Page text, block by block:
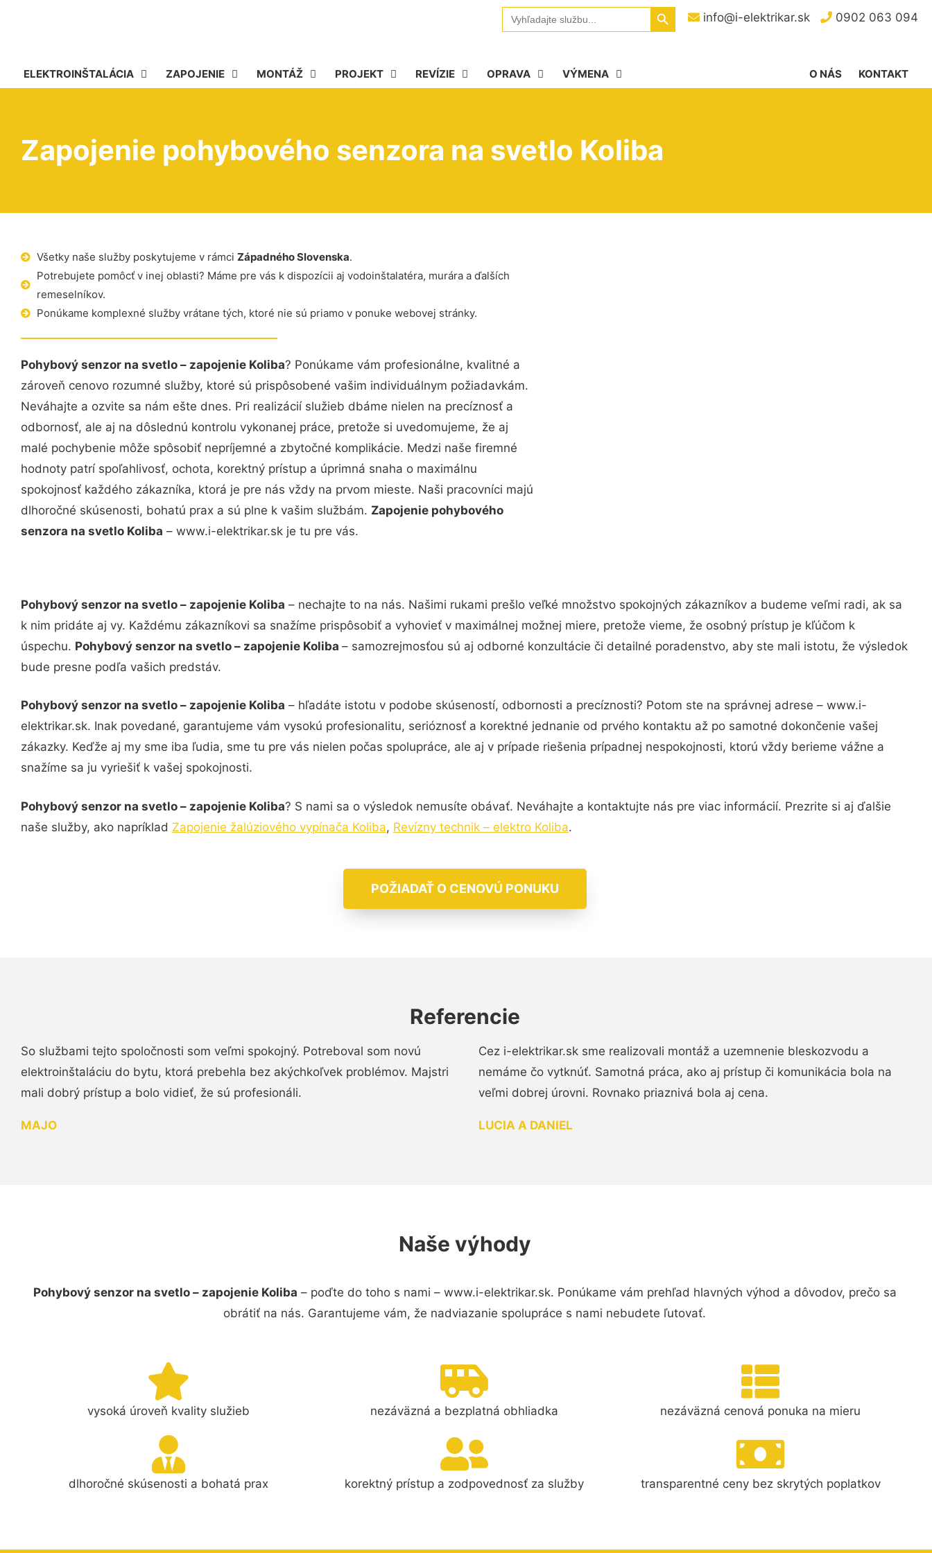
info@i-elektrikar.sk 0902 063 094
Search
for:
Search Button
ELEKTROINŠTALÁCIA ZAPOJENIE MONTÁŽ PROJEKT REVÍZIE OPRAVA VÝMENA KONTAKT
O NÁS
Zapojenie pohybového senzora na svetlo Koliba
Všetky naše služby poskytujeme v rámci Západného Slovenska.
Potrebujete pomôcť v inej oblasti? Máme pre vás k dispozícii aj vodoinštalatéra, murára a ďalších
remeselníkov.
Ponúkame komplexné služby vrátane tých, ktoré nie sú priamo v ponuke webovej stránky.
Pohybový senzor na svetlo – zapojenie Koliba? Ponúkame vám profesionálne, kvalitné a
zároveň cenovo rozumné služby, ktoré sú prispôsobené vašim individuálnym požiadavkám.
Neváhajte a ozvite sa nám ešte dnes. Pri realizácií služieb dbáme nielen na precíznosť a
odbornosť, ale aj na dôslednú kontrolu vykonanej práce, pretože si uvedomujeme, že aj
malé pochybenie môže spôsobiť nepríjemné a zbytočné komplikácie. Medzi naše firemné
hodnoty patrí spoľahlivosť, ochota, korektný prístup a úprimná snaha o maximálnu
spokojnosť každého zákazníka, ktorá je pre nás vždy na prvom mieste. Naši pracovníci majú
dlhoročné skúsenosti, bohatú prax a sú plne k vašim službám. Zapojenie pohybového
senzora na svetlo Koliba – www.i-elektrikar.sk je tu pre vás.
Pohybový senzor na svetlo – zapojenie Koliba – nechajte to na nás. Našimi rukami prešlo veľké množstvo spokojných zákazníkov a budeme veľmi radi, ak sa
k nim pridáte aj vy. Každému zákazníkovi sa snažíme prispôsobiť a vyhovieť v maximálnej možnej miere, pretože vieme, že osobný prístup je kľúčom k
úspechu. Pohybový senzor na svetlo – zapojenie Koliba – samozrejmosťou sú aj odborné konzultácie či detailné poradenstvo, aby ste mali istotu, že výsledok
bude presne podľa vašich predstáv.
Pohybový senzor na svetlo – zapojenie Koliba – hľadáte istotu v podobe skúseností, odbornosti a precíznosti? Potom ste na správnej adrese – www.i-
elektrikar.sk. Inak povedané, garantujeme vám vysokú profesionalitu, serióznosť a korektné jednanie od prvého kontaktu až po samotné dokončenie vašej
zákazky. Keďže aj my sme iba ľudia, sme tu pre vás nielen počas spolupráce, ale aj v prípade riešenia prípadnej nespokojnosti, ktorú vždy berieme vážne a
snažíme sa ju vyriešiť k vašej spokojnosti.
Pohybový senzor na svetlo – zapojenie Koliba? S nami sa o výsledok nemusíte obávať. Neváhajte a kontaktujte nás pre viac informácií. Prezrite si aj ďalšie
naše služby, ako napríklad Zapojenie žalúziového vypínača Koliba, Revízny technik – elektro Koliba.
POŽIADAŤ O CENOVÚ PONUKU
Referencie
So službami tejto spoločnosti som veľmi spokojný. Potreboval som novú
elektroinštaláciu do bytu, ktorá prebehla bez akýchkoľvek problémov. Majstri
mali dobrý prístup a bolo vidieť, že sú profesionáli.
MAJO
Cez i-elektrikar.sk sme realizovali montáž a uzemnenie bleskozvodu a
nemáme čo vytknúť. Samotná práca, ako aj prístup či komunikácia bola na
veľmi dobrej úrovni. Rovnako priaznivá bola aj cena.
LUCIA A DANIEL
Naše výhody
Pohybový senzor na svetlo – zapojenie Koliba – poďte do toho s nami – www.i-elektrikar.sk. Ponúkame vám prehľad hlavných výhod a dôvodov, prečo sa
obrátiť na nás. Garantujeme vám, že nadviazanie spolupráce s nami nebudete ľutovať.
vysoká úroveň kvality služieb nezáväzná a bezplatná obhliadka nezáväzná cenová ponuka na mieru
dlhoročné skúsenosti a bohatá prax korektný prístup a zodpovednosť za služby transparentné ceny bez skrytých poplatkov